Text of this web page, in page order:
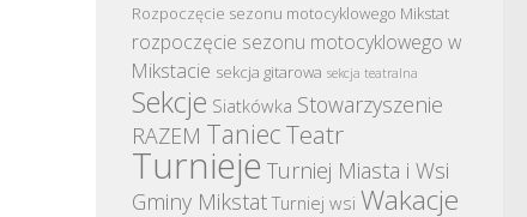
Rozpoczęcie sezonu motocyklowego Mikstat
rozpoczęcie sezonu motocyklowego w
Mikstacie sekcja gitarowa sekcja teatralna
Sekcje Siatkówka Stowarzyszenie
RAZEM TaniecTeatr
Turnieje Turniej Miasta i Wsi
Gminy Mikstat Turniej wsi Wakacje